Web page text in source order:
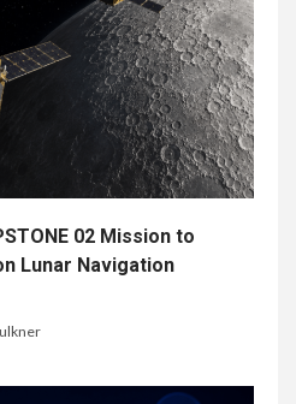
02 Mission to
Lunar Navigation